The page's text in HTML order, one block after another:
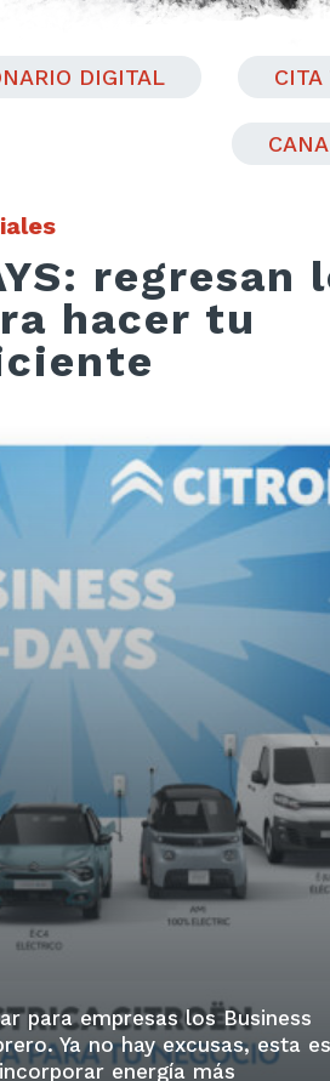
DIGITAL CITA
regresan
hacer tu
para empresas los Business
Ya no hay excusas, esta es
energía más